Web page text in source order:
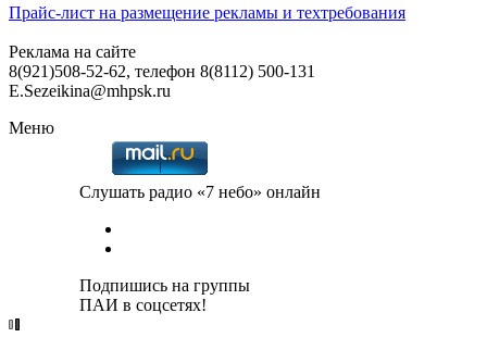
Прайс-лист на размещение рекламы и техтребования
Реклама на сайте
8(921)508-52-62, телефон 8(8112) 500-131
E.Sezeikina@mhpsk.ru
Меню
Слушать радио «7 небо» онлайн
Подпишись на группы
ПАИ в соцсетях!